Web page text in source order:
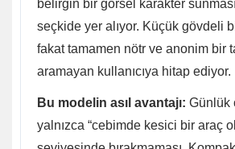
belirgin bir görsel karakter
seçkide yer alıyor. Küçük gövdeli
fakat tamamen nötr ve anonim bir
aramayan kullanıcıya hitap ediyor.
Bu modelin asıl avantajı: Günlük
yalnızca “cebimde kesici bir araç